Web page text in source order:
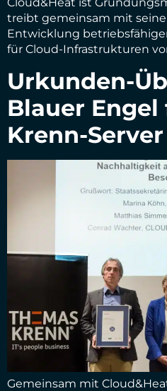
Cloud&Heat ist
treibt gemeinsam mit
Entwicklung
für Cloud-Infrastrukturen
Urkunden-
Blauer
Krenn-Server
Gemeinsam mit